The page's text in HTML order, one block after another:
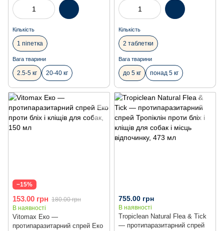
Кількість
1 піпетка
Вага тварини
2.5-5 кг 20-40 кг
Кількість
2 таблетки
Вага тварини
до 5 кг понад 5 кг
−15%
Vitomax Еко —
протипаразитарний спрей Еко
153.00 грн 180.00 грн
В наявності
Tropiclean Natural Flea & Tick
— протипаразитарний спрей
755.00 грн
В наявності